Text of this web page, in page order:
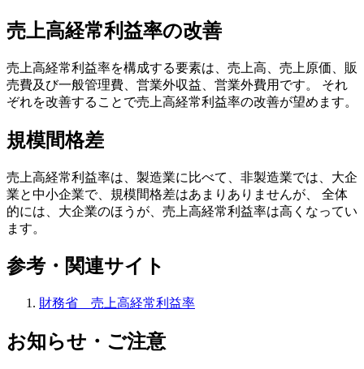
売上高経常利益率の改善
売上高経常利益率を構成する要素は、売上高、売上原価、販
売費及び一般管理費、営業外収益、営業外費用です。 それ
ぞれを改善することで売上高経常利益率の改善が望めます。
規模間格差
売上高経常利益率は、製造業に比べて、非製造業では、大企
業と中小企業で、規模間格差はあまりありませんが、 全体
的には、大企業のほうが、売上高経常利益率は高くなってい
ます。
参考・関連サイト
財務省 売上高経常利益率
お知らせ・ご注意